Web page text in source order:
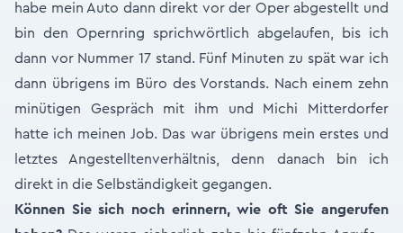
habe mein Auto dann direkt vor der Oper abgestellt und
bin den Opernring sprichwörtlich abgelaufen, bis ich
dann vor Nummer 17 stand. Fünf Minuten zu spät war ich
dann übrigens im Büro des Vorstands. Nach einem zehn
minütigen Gespräch mit ihm und Michi Mitterdorfer
hatte ich meinen Job. Das war übrigens mein erstes und
letztes Angestelltenverhältnis, denn danach bin ich
direkt in die Selbständigkeit gegangen.
Können Sie sich noch erinnern, wie oft Sie angerufen